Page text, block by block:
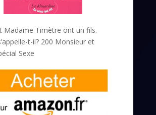
Madame Timètre ont un fils.
t-il? 200 Monsieur et
Sexe